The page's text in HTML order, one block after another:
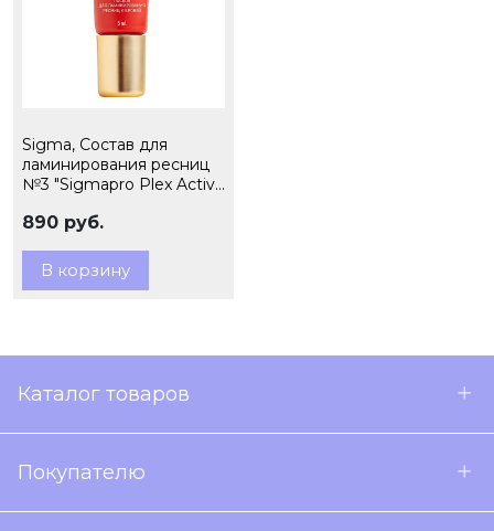
Sigma, Состав для
ламинирования ресниц
№3 "Sigmapro Plex Active
890 руб.
В корзину
Каталог товаров
Покупателю